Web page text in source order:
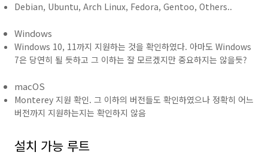
Debian, Ubuntu, Arch Linux, Fedora, Gentoo, Others..
Windows
Windows 10, 11까지 지원하는 것을 확인하였다. 아마도 Windows
7은 당연히 될 듯하고 그 이하는 잘 모르겠지만 중요하지는 않을듯?
macOS
Monterey 지원 확인. 그 이하의 버전들도 확인하였으나 정확히 어느
버전까지 지원하는지는 확인하지 않음
설치 가능 루트